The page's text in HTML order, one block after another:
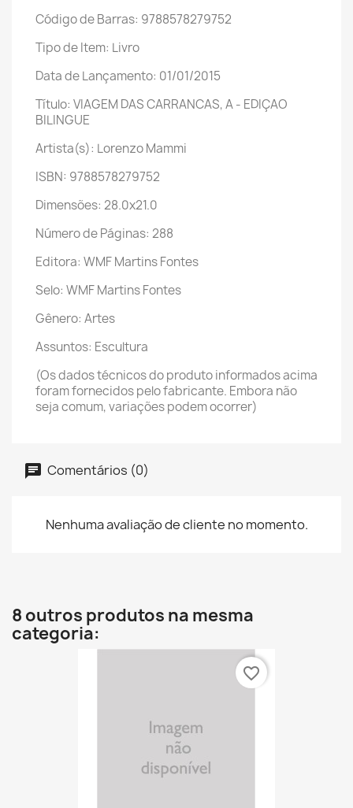
Código de Barras: 9788578279752
Tipo de Item: Livro
Data de Lançamento: 01/01/2015
Título: VIAGEM DAS CARRANCAS, A - EDIÇAO
BILINGUE
Artista(s): Lorenzo Mammi
ISBN: 9788578279752
Dimensões: 28.0x21.0
Número de Páginas: 288
Editora: WMF Martins Fontes
Selo: WMF Martins Fontes
Gênero: Artes
Assuntos: Escultura
(Os dados técnicos do produto informados acima
foram fornecidos pelo fabricante. Embora não
seja comum, variações podem ocorrer)
Comentários (0)
Nenhuma avaliação de cliente no momento.
8 outros produtos na mesma
categoria:
favorite_border